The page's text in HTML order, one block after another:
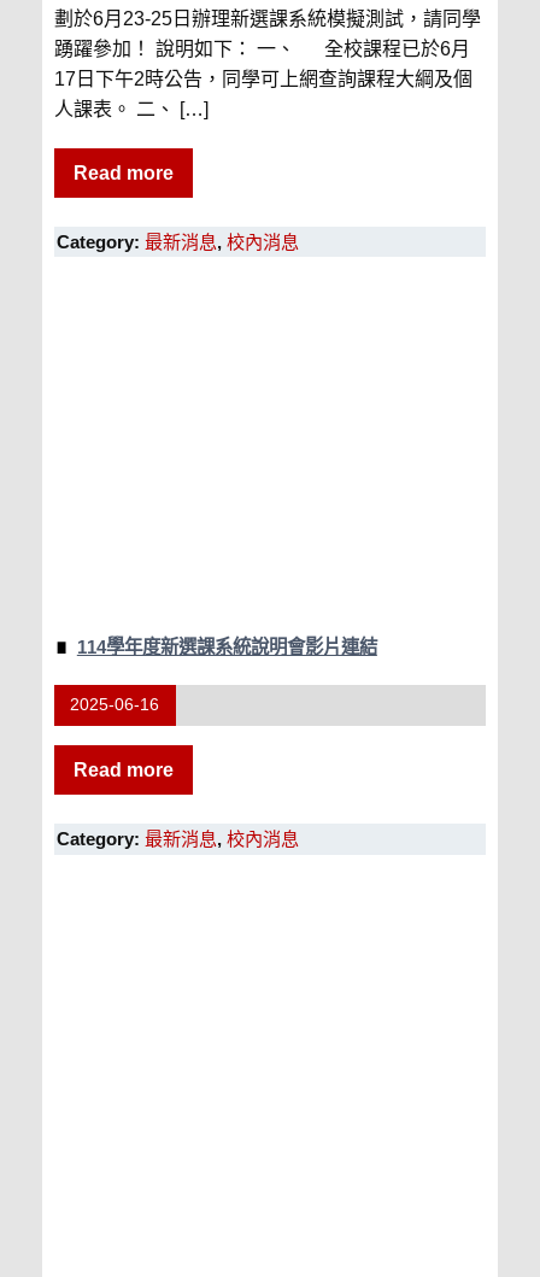
劃於6月23-25日辦理新選課系統模擬測試，請同學
踴躍參加！ 說明如下： 一、 全校課程已於6月
17日下午2時公告，同學可上網查詢課程大綱及個
人課表。 二、 […]
Read more
Category: 最新消息, 校內消息
114學年度新選課系統說明會影片連結
2025-06-16
Read more
Category: 最新消息, 校內消息